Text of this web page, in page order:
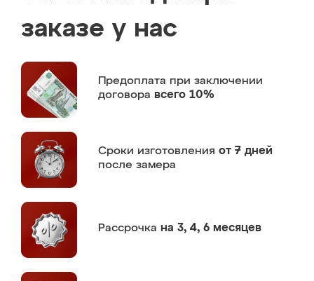
заказе у нас
Предоплата при заключении
договора всего 10%
Сроки изготовления от 7 дней
после замера
Рассрочка на 3, 4, 6 месяцев